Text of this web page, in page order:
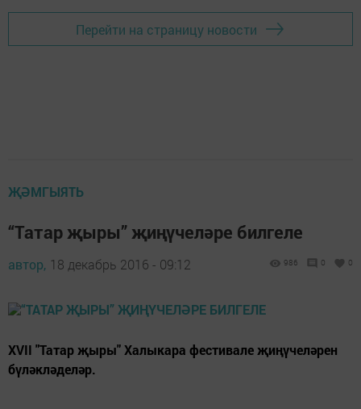
Перейти на страницу новости
ҖӘМГЫЯТЬ
“Татар җыры” җиңүчеләре билгеле
автор, 18 декабрь 2016 - 09:12 986 0 0
XVII "Татар җыры" Халыкара фестивале җиңүчеләрен
бүләкләделәр.